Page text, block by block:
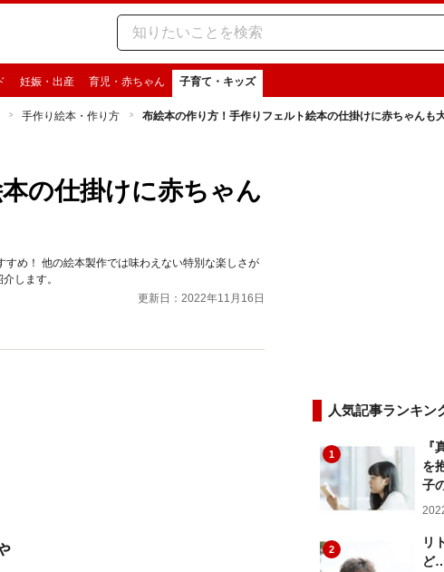
妊娠・出産 育児・赤ちゃん 子育て・キッズ
手作り絵本・作り方 布絵本の作り方！手作りフェルト絵本の仕掛けに赤ちゃんも
の仕掛けに赤ちゃん
め！ 他の絵本製作では味わえない特別な楽しさが
します。
更新日：2022年11月16日
人気記事ランキン
1
『
を
子
2
リ
ど